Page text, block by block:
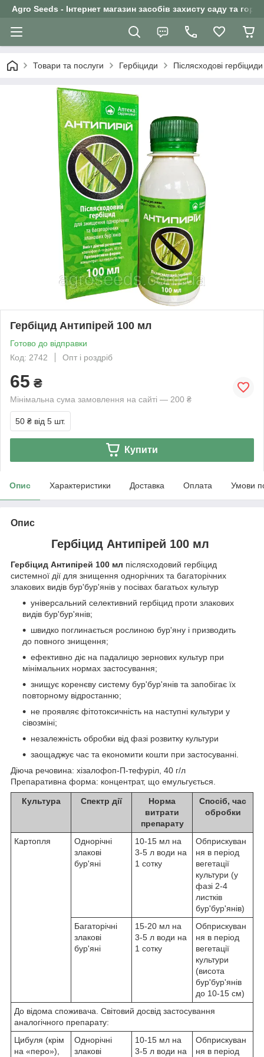
Agro Seeds - Інтернет магазин засобів захисту саду та
Товари та послуги Гербіциди Післясходові гербіциди
Гербіцид Антипірей 100 мл
Готово до відправки
Код: 2742
Опт і роздріб
65 ₴
Мінімальна сума замовлення на сайті — 200 ₴
50 ₴ від 5 шт.
Купити
Опис Характеристики Доставка Оплата Умови
Опис
Гербіцид Антипірей 100 мл
Гербіцид Антипірей 100 мл післясходовий гербіцид
системної дії для знищення однорічних та багаторічних
злакових видів бур'бур'янів у посівах багатьох культур
універсальний селективний гербіцид проти злакових
видів бур'бур'янів;
швидко поглинається рослиною бур'яну і призводить
до повного знищення;
ефективно діє на падалицю зернових культур при
мінімальних нормах застосування;
знищує коренєву систему бур'бур'янів та запобігає їх
повторному відростанню;
не проявляє фітотоксичність на наступні культури у
сівозміні;
незалежність обробки від фазі розвитку культури
заощаджує час та економити кошти при застосуванні.
Діюча речовина: хізалофоп-П-тефуріл, 40 г/л
Препаративна форма: концентрат, що емульгується.
Культура Спектр дії
Норма
витрати
препарату
Спосіб, час
обробки
Картопля
Однорічні
злакові
бур'яні
10-15 мл на
3-5 л води на
1 сотку
Обприскуван
ня в період
вегетації
культури (у
фазі 2-4
листків
бур'бур'янів)
Багаторічні
злакові
бур'яні
15-20 мл на
3-5 л води на
1 сотку
Обприскуван
ня в період
вегетації
культури
(висота
бур'бур'янів
до 10-15 см)
До відома споживача. Світовий досвід застосування
аналогічного препарату:
Цибуля (крім
на «перо»),
Однорічні
злакові
10-15 мл на
3-5 л води на
Обприскуван
ня в період